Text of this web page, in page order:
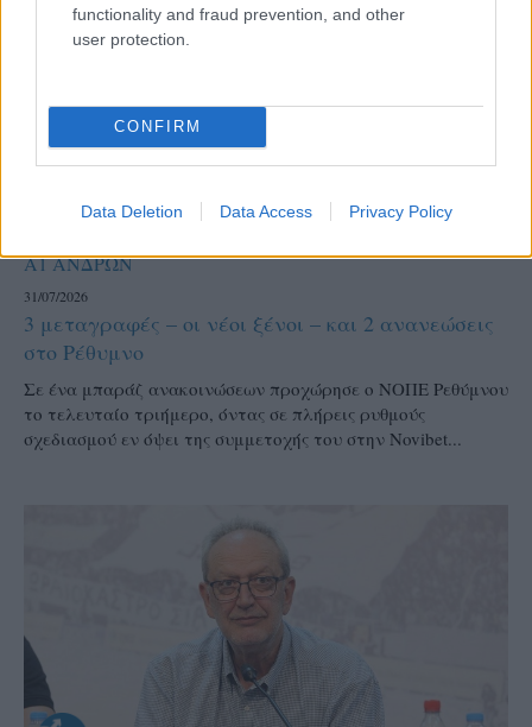
functionality and fraud prevention, and other
user protection.
CONFIRM
Data Deletion Data Access Privacy Policy
Α1 ΑΝΔΡΩΝ
31/07/2026
3 μεταγραφές – οι νέοι ξένοι – και 2 ανανεώσεις
στο Ρέθυμνο
Σε ένα μπαράζ ανακοινώσεων προχώρησε ο ΝΟΠΕ Ρεθύμνου
το τελευταίο τριήμερο, όντας σε πλήρεις ρυθμούς
σχεδιασμού εν όψει της συμμετοχής του στην Novibet...